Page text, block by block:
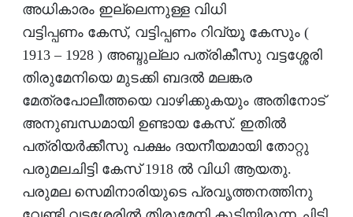
അധികാരം ഇല്ലെന്നുള്ള വിധി
വട്ടിപ്പണം കേസ്, വട്ടിപ്പണം റിവ്യൂ കേസും (
1913 – 1928 ) അബ്ദുല്ലാ പത്രികീസു വട്ടശ്ശേരി
തിരുമേനിയെ മുടക്കി ബദല്‍ മലങ്കര
മേത്രപോലീത്തയെ വാഴിക്കുകയും അതിനോട്
അനുബന്ധമായി ഉണ്ടായ കേസ്. ഇതില്‍
പത്രിയര്‍ക്കീസു പക്ഷം ദയനീയമായി തോറ്റു
പരുമലചിട്ടി കേസ് 1918 ല്‍ വിധി ആയതു.
പരുമല സെമിനാരിയുടെ പ്രവൃത്തനത്തിനു